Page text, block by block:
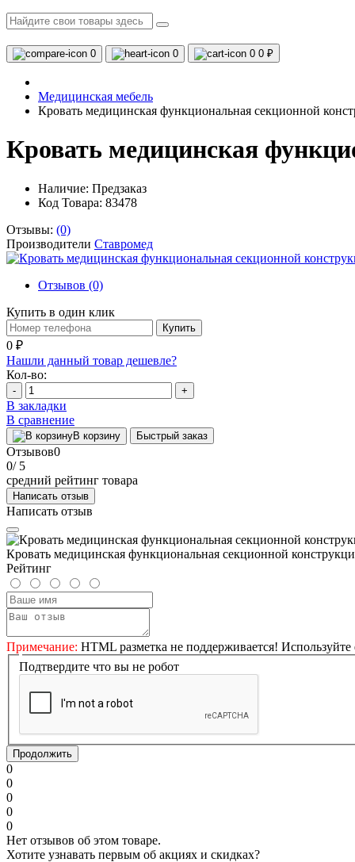
0 0 0 0 ₽
Медицинская мебель
Кровать медицинская функциональная секционной
Кровать медицинская
Наличие: Предзаказ
Код Товара: 83478
Отзывы: (0)
Производители Ставромед
Отзывов (0)
Купить в один клик
Купить
0 ₽
Нашли данный товар дешевле?
Кол-во:
- +
В закладки
В сравнение
В корзину Быстрый заказ
Отзывов0
0/ 5
средний рейтинг товара
Написать отзыв
Написать отзыв
Кровать медицинская функциональная секционной
Рейтинг
Примечание: HTML разметка не поддерживается!
Подтвердите что вы не робот
Продолжить
0
0
0
0
0
Нет отзывов об этом товаре.
Хотите узнавать первым об акциях и скидках?